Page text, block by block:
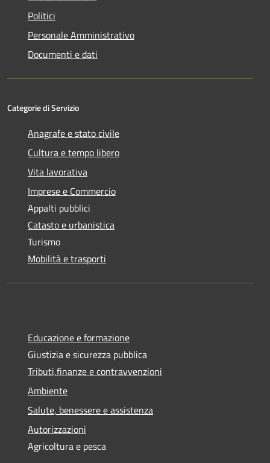
Politici
Personale Amministrativo
Documenti e dati
Categorie di Servizio
Anagrafe e stato civile
Cultura e tempo libero
Vita lavorativa
Imprese e Commercio
Appalti pubblici
Catasto e urbanistica
Turismo
Mobilità e trasporti
Educazione e formazione
Giustizia e sicurezza pubblica
Tributi,finanze e contravvenzioni
Ambiente
Salute, benessere e assistenza
Autorizzazioni
Agricoltura e pesca